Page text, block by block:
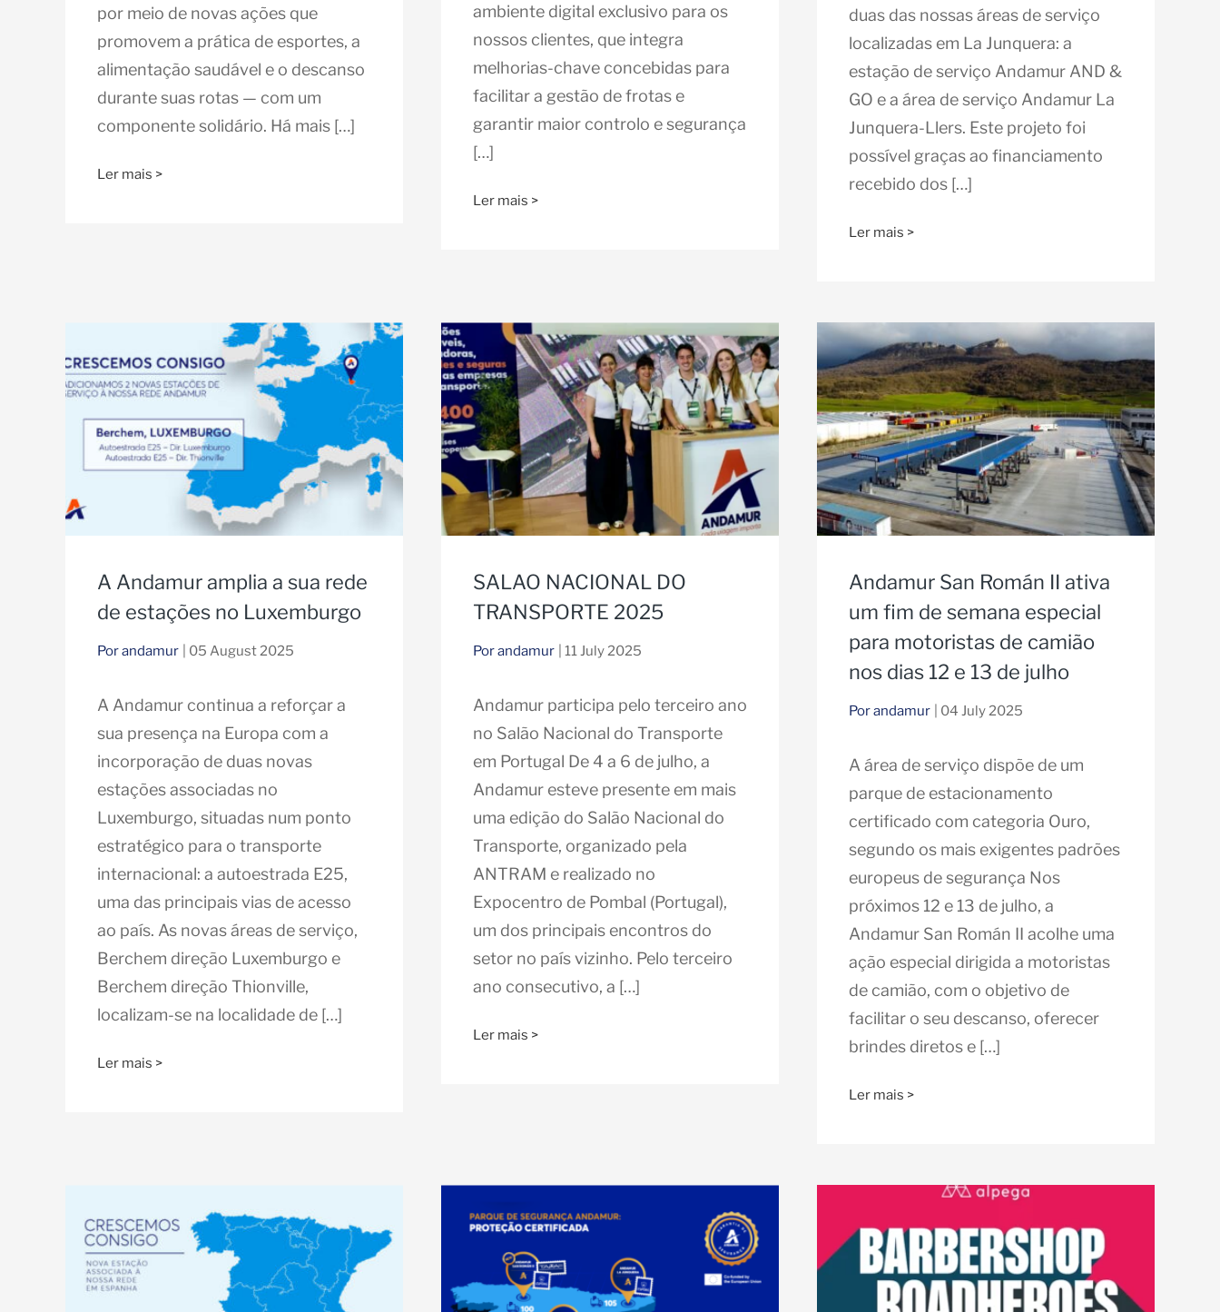
por meio de novas ações que
promovem a prática de esportes, a
alimentação saudável e o descanso
durante suas rotas — com um
componente solidário. Há mais […]
Ler mais >
ambiente digital exclusivo para os
nossos clientes, que integra
melhorias-chave concebidas para
facilitar a gestão de frotas e
garantir maior controlo e segurança
[…]
Ler mais >
duas das nossas áreas de serviço
localizadas em La Junquera: a
estação de serviço Andamur AND &
GO e a área de serviço Andamur La
Junquera-Llers. Este projeto foi
possível graças ao financiamento
recebido dos […]
Ler mais >
A Andamur amplia a sua rede
de estações no Luxemburgo
Por andamur | 05 August 2025
A Andamur continua a reforçar a
sua presença na Europa com a
incorporação de duas novas
estações associadas no
Luxemburgo, situadas num ponto
estratégico para o transporte
internacional: a autoestrada E25,
uma das principais vias de acesso
ao país. As novas áreas de serviço,
Berchem direção Luxemburgo e
Berchem direção Thionville,
localizam-se na localidade de […]
Ler mais >
SALAO NACIONAL DO
TRANSPORTE 2025
Por andamur | 11 July 2025
Andamur participa pelo terceiro ano
no Salão Nacional do Transporte
em Portugal De 4 a 6 de julho, a
Andamur esteve presente em mais
uma edição do Salão Nacional do
Transporte, organizado pela
ANTRAM e realizado no
Expocentro de Pombal (Portugal),
um dos principais encontros do
setor no país vizinho. Pelo terceiro
ano consecutivo, a […]
Ler mais >
Andamur San Román II ativa
um fim de semana especial
para motoristas de camião
nos dias 12 e 13 de julho
Por andamur | 04 July 2025
A área de serviço dispõe de um
parque de estacionamento
certificado com categoria Ouro,
segundo os mais exigentes padrões
europeus de segurança Nos
próximos 12 e 13 de julho, a
Andamur San Román II acolhe uma
ação especial dirigida a motoristas
de camião, com o objetivo de
facilitar o seu descanso, oferecer
brindes diretos e […]
Ler mais >